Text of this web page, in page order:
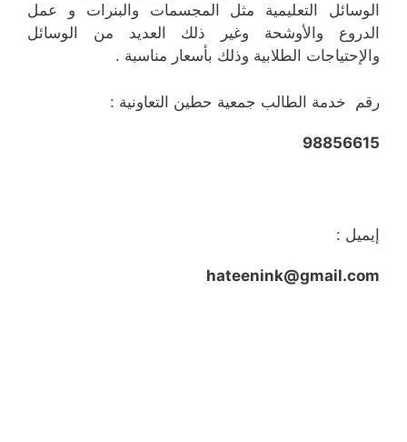
الوسائل التعليمية مثل المجسمات والبنرات و عمل
الدروع والأوشحة وغير ذلك العديد من الوسائل
والإحتياجات الطلابية وذلك بأسعار مناسبة .
رقم خدمة الطالب جمعية حطين التعاونية :
98856615
إيميل :
hateenink@gmail.com